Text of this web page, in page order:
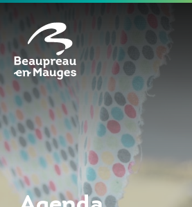
Je veux
Cookies management panel